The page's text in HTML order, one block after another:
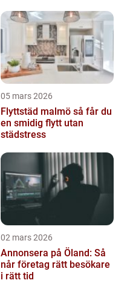
05 mars 2026
Flyttstäd malmö så får du
en smidig flytt utan
städstress
02 mars 2026
Annonsera på Öland: Så
når företag rätt besökare
i rätt tid